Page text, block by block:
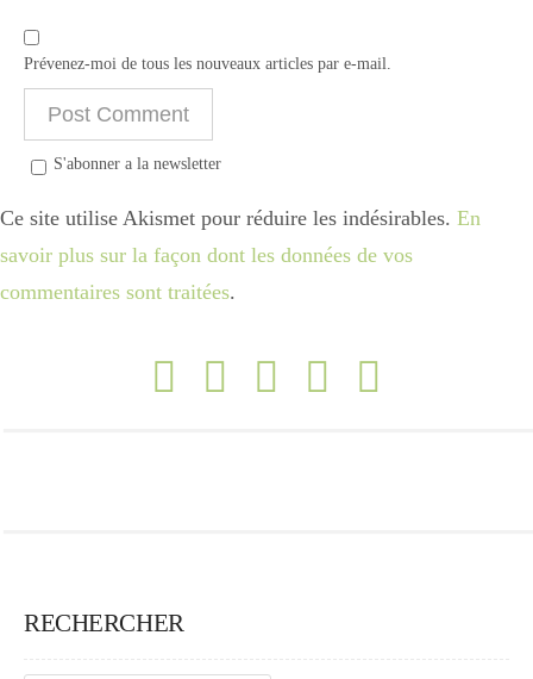
Prévenez-moi de tous les nouveaux articles par e-mail.
S'abonner a la newsletter
Ce site utilise Akismet pour réduire les indésirables. En
savoir plus sur la façon dont les données de vos
commentaires sont traitées.
RECHERCHER